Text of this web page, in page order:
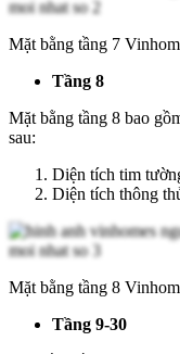
Mặt bằng tầng 7
Tầng 8
Mặt bằng tầng 8 bao
sau:
Diện tích tim
Diện tích thông
Mặt bằng tầng 8
Tầng 9-30